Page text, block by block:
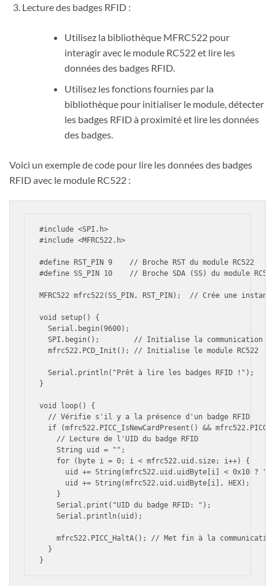
Lecture des badges RFID :
Utilisez la bibliothèque MFRC522 pour
interagir avec le module RC522 et lire les
données des badges RFID.
Utilisez les fonctions fournies par la
bibliothèque pour initialiser le module, détecter
les badges RFID à proximité et lire les données
des badges.
Voici un exemple de code pour lire les données des badges
RFID avec le module RC522 :
#include <SPI.h>
#include <MFRC522.h>
#define RST_PIN 9    // Broche RST du module RC522
#define SS_PIN 10    // Broche SDA (SS) du module
MFRC522 mfrc522(SS_PIN, RST_PIN) ;  // Crée une instance
void setup()
{
  Serial.begin(9600);
SPI.begin();        // Initialise la communication
  mfrc522.PCD_Init(); // Initialise le module RC522
  Serial.println("Prêt à lire les badges RFID !");
}
void loop()
{
  // Vérifie s'il y a la présence d'un badge RFID
if (mfrc522.PICC_IsNewCardPresent() &&
    // Lecture de l'UID du badge RFID
    String uid = "";
    for (byte i = 0; i < mfrc522.uid.size; i++) {
uid += String(mfrc522.uid.uidByte[i] < 0x10 ?
      uid += String(mfrc522.uid.uidByte[i], HEX);
    }
    Serial.print("UID du badge RFID: ");
    Serial.println(uid);
mfrc522.PICC_HaltA(); // Met fin à la
  }